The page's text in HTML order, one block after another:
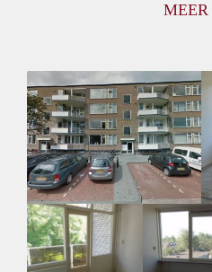
Huurtoeslag
Mogelijk
Inkomen eis
N.V.T.
Huurtermijn
Onbepaalde termijn
Oplevering
Kaal
MEER